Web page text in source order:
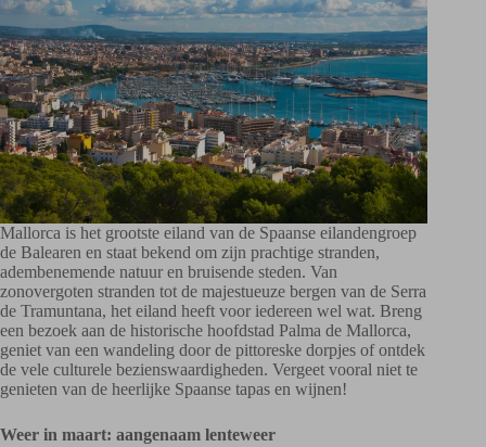
Mallorca is het grootste eiland van de Spaanse eilandengroep
de Balearen en staat bekend om zijn prachtige stranden,
adembenemende natuur en bruisende steden. Van
zonovergoten stranden tot de majestueuze bergen van de Serra
de Tramuntana, het eiland heeft voor iedereen wel wat. Breng
een bezoek aan de historische hoofdstad Palma de Mallorca,
geniet van een wandeling door de pittoreske dorpjes of ontdek
de vele culturele bezienswaardigheden. Vergeet vooral niet te
genieten van de heerlijke Spaanse tapas en wijnen!
Weer in maart: aangenaam lenteweer